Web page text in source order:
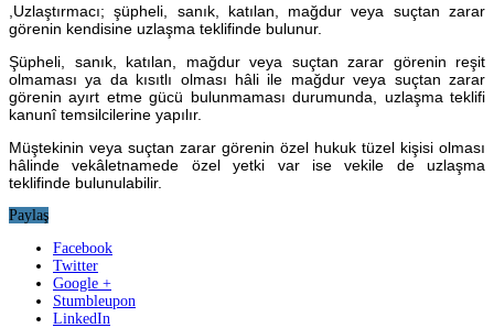
?
için
,Uzlaştırmacı; şüpheli, sanık, katılan, mağdur veya suçtan zarar
görenin kendisine uzlaşma teklifinde bulunur.
Şüpheli, sanık, katılan, mağdur veya suçtan zarar görenin reşit
olmaması ya da kısıtlı olması hâli ile mağdur veya suçtan zarar
görenin ayırt etme gücü bulunmaması durumunda, uzlaşma teklifi
kanunî temsilcilerine yapılır.
Müştekinin veya suçtan zarar görenin özel hukuk tüzel kişisi olması
hâlinde vekâletnamede özel yetki var ise vekile de uzlaşma
teklifinde bulunulabilir.
Paylaş
Facebook
Twitter
Google +
Stumbleupon
LinkedIn